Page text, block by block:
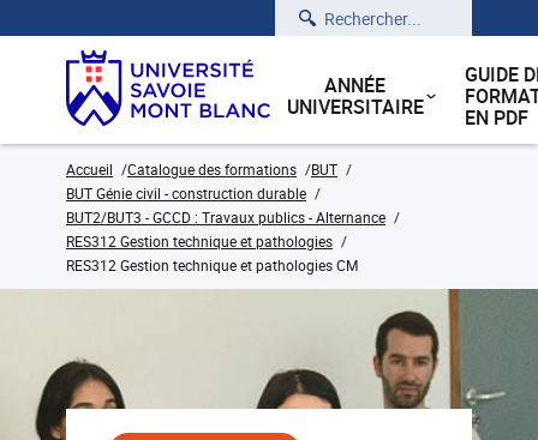
Rechercher
ANNÉE
UNIVERSITAIRE
GUIDE
EN PDF
Accueil Catalogue des formations
BUT
BUT Génie civil - construction durable
BUT2/BUT3 - GCCD : Travaux publics - Alternance
RES312 Gestion technique et pathologies
RES312 Gestion technique et pathologies CM